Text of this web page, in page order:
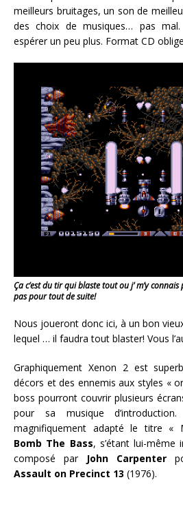
meilleurs bruitages, un son de
des choix de musiques… pas
espérer un peu plus. Format CD
Ça c’est du tir qui blaste tout ou j’ m’y connais
pas pour tout de suite!
Nous joueront donc ici, à un bon
lequel … il faudra tout blaster! Vous
Graphiquement Xenon 2 est
décors et des ennemis aux styles «
boss pourront couvrir plusieurs
pour sa musique d’introduction.
magnifiquement adapté le titre «
Bomb The Bass, s’étant lui-même
composé par
John Carpenter
Assault on Precinct 13 (1976).